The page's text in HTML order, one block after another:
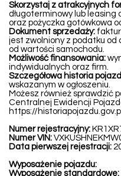
Skorzystaj z atrakcyjnych
długoterminowy lub
oraz pożyczka gotówkowa
Dokument sprzedaży:
jest zwolniony z podatku od
od wartości samochodu.
Możliwość finansowania:
indywidualnych oraz firm.
Szczegółowa historia
wskazanym w ogłoszeniu.
Możesz również sprawdzić
Centralnej Ewidencji
https://historiapojazdu.gov.pl
Numer rejestracyjny:
Numer VIN:
Data pierwszej rejestracji:
Wyposażenie pojazdu:
Wyposażenie standardowe: